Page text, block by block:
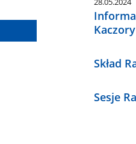
Kaczory
Skład
Sesje